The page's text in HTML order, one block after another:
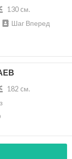
130 cм.
Шаг Вперед
182 cм.